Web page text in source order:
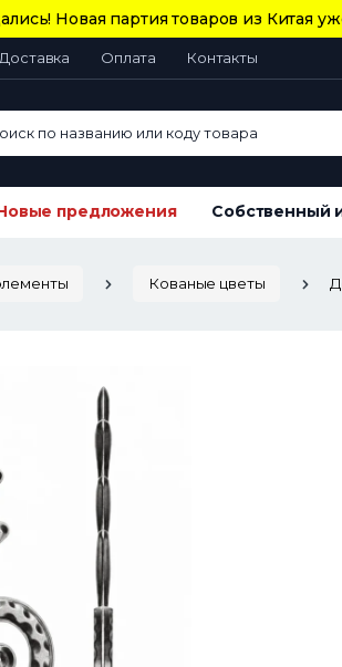
Новая партия товаров из Китая
Доставка Оплата Контакты
по названию или коду товара
предложения Собственный
Кованые цветы